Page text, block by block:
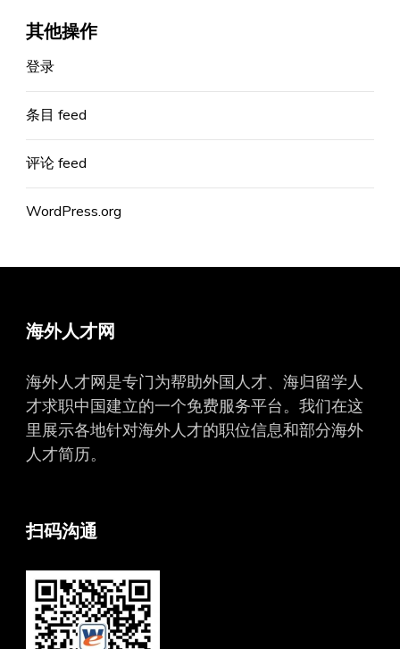
其他操作
登录
条目 feed
评论 feed
WordPress.org
海外人才网
海外人才网是专门为帮助外国人才、海归留学人
才求职中国建立的一个免费服务平台。我们在这
里展示各地针对海外人才的职位信息和部分海外
人才简历。
扫码沟通